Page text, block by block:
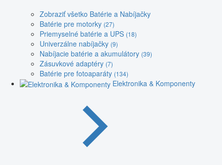
Zobraziť všetko Batérie a Nabíjačky
Batérie pre motorky (27)
Priemyselné batérie a UPS (18)
Univerzálne nabíjačky (9)
Nabíjacie batérie a akumulátory (39)
Zásuvkové adaptéry (7)
Batérie pre fotoaparáty (134)
Elektronika & Komponenty